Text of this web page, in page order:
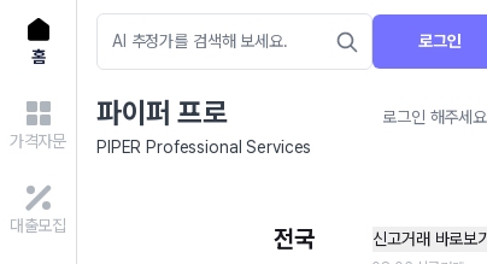
홈
가격자문
대출모집
로그인
파이퍼 프로
로그인 해주세
PIPER Professional Services